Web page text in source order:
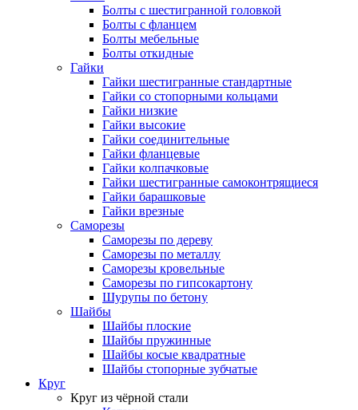
Болты с шестигранной головкой
Болты с фланцем
Болты мебельные
Болты откидные
Гайки
Гайки шестигранные стандартные
Гайки со стопорными кольцами
Гайки низкие
Гайки высокие
Гайки соединительные
Гайки фланцевые
Гайки колпачковые
Гайки шестигранные самоконтрящиеся
Гайки барашковые
Гайки врезные
Саморезы
Саморезы по дереву
Саморезы по металлу
Саморезы кровельные
Саморезы по гипсокартону
Шурупы по бетону
Шайбы
Шайбы плоские
Шайбы пружинные
Шайбы косые квадратные
Шайбы стопорные зубчатые
Круг
Круг из чёрной стали